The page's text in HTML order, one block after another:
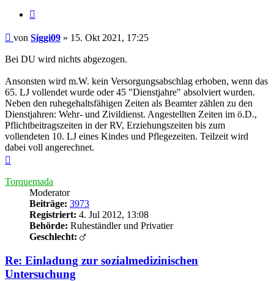
Beitrag
von Siggi09 » 15. Okt 2021, 17:25
Bei DU wird nichts abgezogen.
Ansonsten wird m.W. kein Versorgungsabschlag erhoben, wenn das
65. LJ vollendet wurde oder 45 "Dienstjahre" absolviert wurden.
Neben den ruhegehaltsfähigen Zeiten als Beamter zählen zu den
Dienstjahren: Wehr- und Zivildienst. Angestellten Zeiten im ö.D.,
Pflichtbeitragszeiten in der RV, Erziehungszeiten bis zum
vollendeten 10. LJ eines Kindes und Pflegezeiten. Teilzeit wird
dabei voll angerechnet.
Torquemada
Moderator
Beiträge: 3973
Registriert: 4. Jul 2012, 13:08
Behörde: Ruheständler und Privatier
Geschlecht:
Re: Einladung zur sozialmedizinischen
Untersuchung